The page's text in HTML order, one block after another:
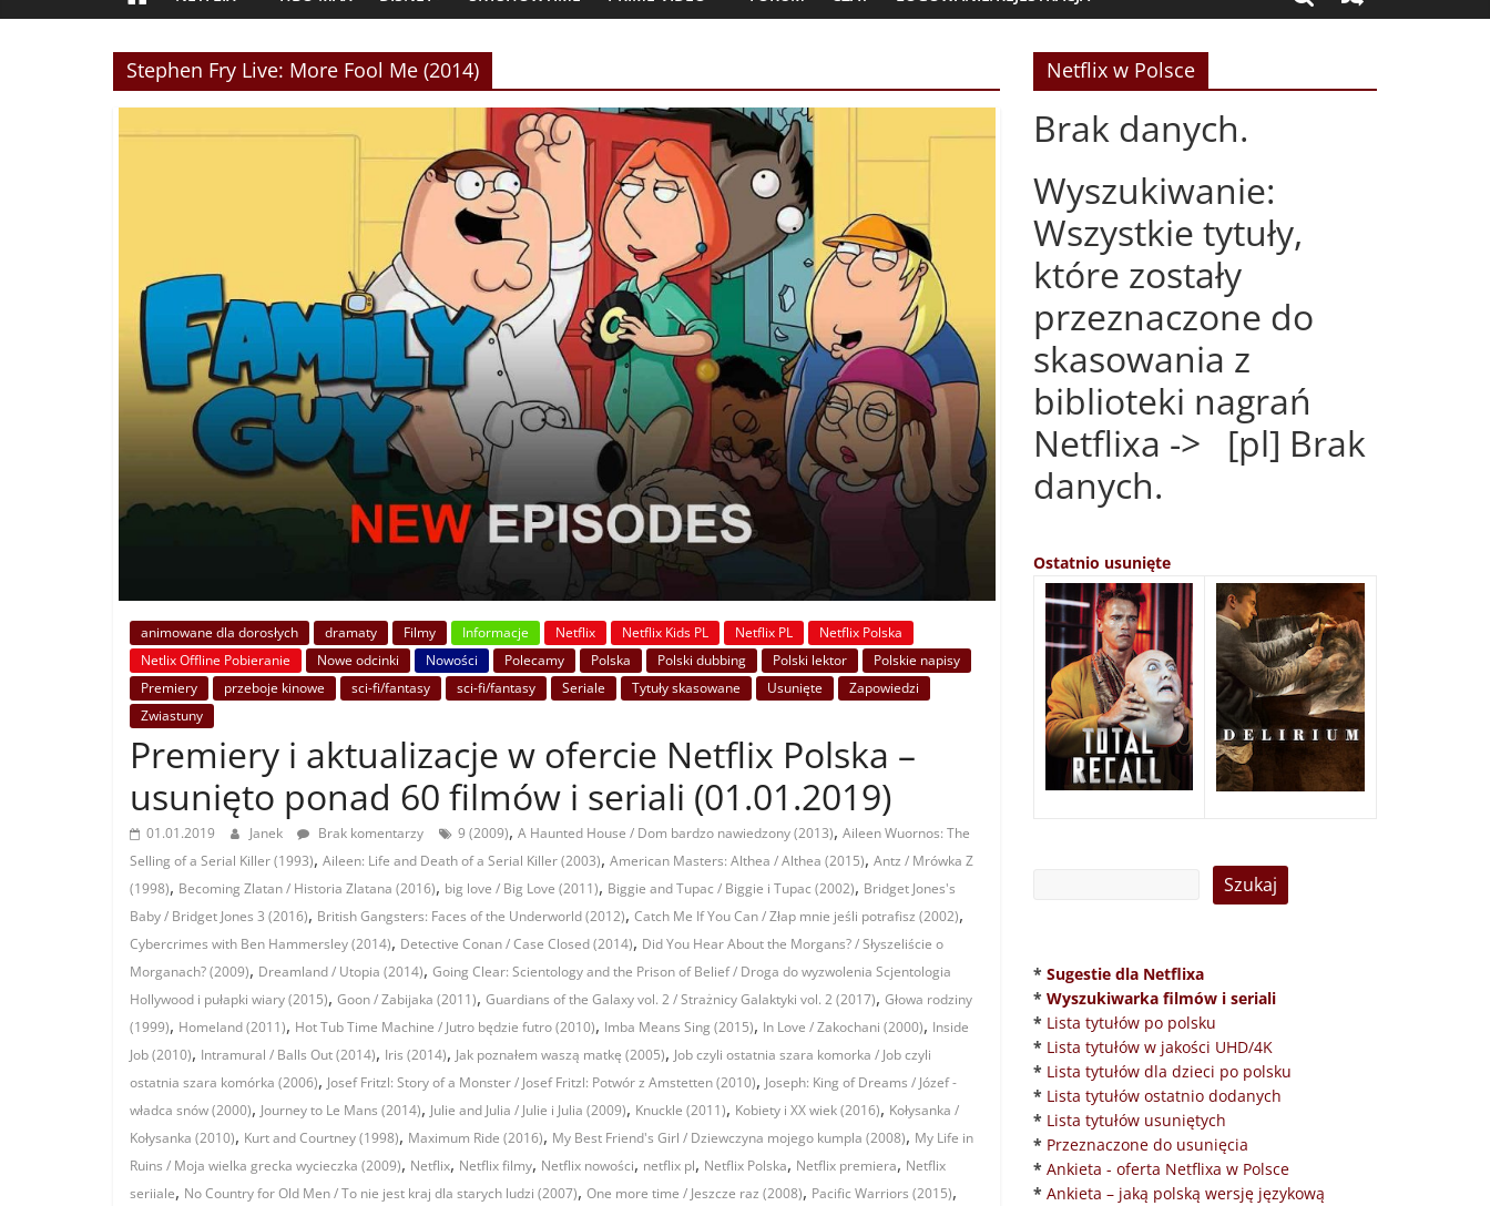
Stephen Fry Live: More Fool Me (2014)
animowane dla dorosłych dramaty Filmy Informacje Netflix Netflix Kids PL Netflix PL
Netflix Polska
Netlix Offline Pobieranie
Nowe odcinki Nowości Polecamy Polska Polski dubbing Polski lektor
Polskie napisy
Premiery
przeboje kinowe sci-fi/fantasy sci-fi/fantasy Seriale Tytuły skasowane Usunięte
Zapowiedzi
Zwiastuny
Premiery i aktualizacje w ofercie Netflix Polska –
usunięto ponad 60 filmów i seriali (01.01.2019)
01.01.2019 Janek Brak komentarzy 9 (2009), A Haunted House / Dom bardzo nawiedzony (2013), Aileen Wuornos: The
Selling of a Serial Killer (1993), Aileen: Life and Death of a Serial Killer (2003), American Masters: Althea / Althea (2015), Antz / Mrówka Z
(1998), Becoming Zlatan / Historia Zlatana (2016), big love / Big Love (2011), Biggie and Tupac / Biggie i Tupac (2002), Bridget Jones's
Baby / Bridget Jones 3 (2016), British Gangsters: Faces of the Underworld (2012), Catch Me If You Can / Złap mnie jeśli potrafisz (2002),
Cybercrimes with Ben Hammersley (2014), Detective Conan / Case Closed (2014), Did You Hear About the Morgans? / Słyszeliście o
Morganach? (2009), Dreamland / Utopia (2014), Going Clear: Scientology and the Prison of Belief / Droga do wyzwolenia Scjentologia
Hollywood i pułapki wiary (2015), Goon / Zabijaka (2011), Guardians of the Galaxy vol. 2 / Strażnicy Galaktyki vol. 2 (2017), Głowa rodziny
(1999), Homeland (2011), Hot Tub Time Machine / Jutro będzie futro (2010), Imba Means Sing (2015), In Love / Zakochani (2000), Inside
Job (2010), Intramural / Balls Out (2014), Iris (2014), Jak poznałem waszą matkę (2005), Job czyli ostatnia szara komorka / Job czyli
ostatnia szara komórka (2006), Josef Fritzl: Story of a Monster / Josef Fritzl: Potwór z Amstetten (2010), Joseph: King of Dreams / Józef -
władca snów (2000), Journey to Le Mans (2014), Julie and Julia / Julie i Julia (2009), Knuckle (2011), Kobiety i XX wiek (2016), Kołysanka /
Kołysanka (2010), Kurt and Courtney (1998), Maximum Ride (2016), My Best Friend's Girl / Dziewczyna mojego kumpla (2008), My Life in
Ruins / Moja wielka grecka wycieczka (2009), Netflix, Netflix filmy, Netflix nowości, netflix pl, Netflix Polska, Netflix premiera, Netflix
seriiale, No Country for Old Men / To nie jest kraj dla starych ludzi (2007), One more time / Jeszcze raz (2008), Pacific Warriors (2015),
Netflix w Polsce
Brak danych.
Wyszukiwanie:
Wszystkie tytuły,
które zostały
przeznaczone do
skasowania z
biblioteki nagrań
Netflixa -> [pl] Brak
danych.
Ostatnio usunięte
* Sugestie dla Netflixa
* Wyszukiwarka filmów i seriali
* Lista tytułów po polsku
* Lista tytułów w jakości UHD/4K
* Lista tytułów dla dzieci po polsku
* Lista tytułów ostatnio dodanych
* Lista tytułów usuniętych
* Przeznaczone do usunięcia
* Ankieta - oferta Netflixa w Polsce
* Ankieta – jaką polską wersję językową